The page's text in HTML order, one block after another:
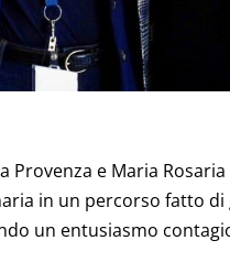
Provenza e Maria
in un percorso fatto
un entusiasmo